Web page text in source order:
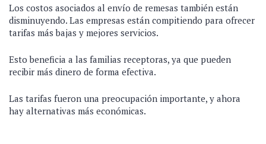
Los costos asociados al envío de remesas también están
disminuyendo. Las empresas están compitiendo para ofrecer
tarifas más bajas y mejores servicios.
Esto beneficia a las familias receptoras, ya que pueden
recibir más dinero de forma efectiva.
Las tarifas fueron una preocupación importante, y ahora
hay alternativas más económicas.